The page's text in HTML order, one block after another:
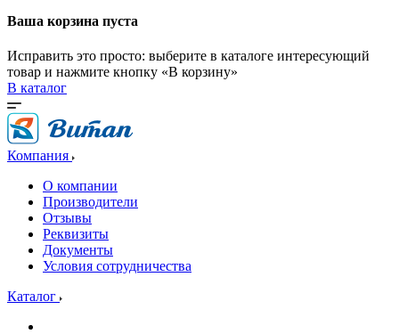
Ваша корзина пуста
Исправить это просто: выберите в каталоге интересующий
товар и нажмите кнопку «В корзину»
В каталог
Компания
О компании
Производители
Отзывы
Реквизиты
Документы
Условия сотрудничества
Каталог